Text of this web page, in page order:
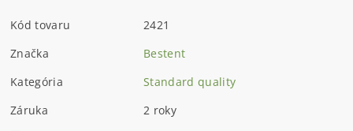
Kód tovaru
2421
Značka
Bestent
Kategória
Standard quality
Záruka
2 roky